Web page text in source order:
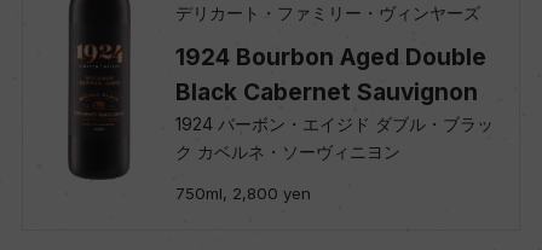
デリカート・ファミリー・ヴィンヤーズ
1924 Bourbon Aged Double
Black Cabernet Sauvignon
1924 バーボン・エイジド ダブル・ブラッ
ク カベルネ・ソーヴィニヨン
750ml, 2,800 yen